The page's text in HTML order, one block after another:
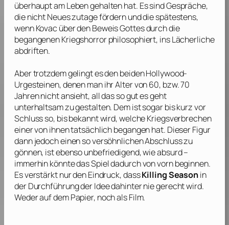
überhaupt am Leben gehalten hat. Es sind Gespräche,
die nicht Neues zutage fördern und die spätestens,
wenn Kovac über den Beweis Gottes durch die
begangenen Kriegshorror philosophiert, ins Lächerliche
abdriften.
Aber trotzdem gelingt es den beiden Hollywood-
Urgesteinen, denen man ihr Alter von 60, bzw. 70
Jahren nicht ansieht, all das so gut es geht
unterhaltsam zu gestalten. Dem ist sogar bis kurz vor
Schluss so, bis bekannt wird, welche Kriegsverbrechen
einer von ihnen tatsächlich begangen hat. Dieser Figur
dann jedoch einen so versöhnlichen Abschluss zu
gönnen, ist ebenso unbefriedigend, wie absurd –
immerhin könnte das Spiel dadurch von vorn beginnen.
Es verstärkt nur den Eindruck, dassKilling Seasonin
der Durchführung der Idee dahinter nie gerecht wird.
Weder auf dem Papier, noch als Film.